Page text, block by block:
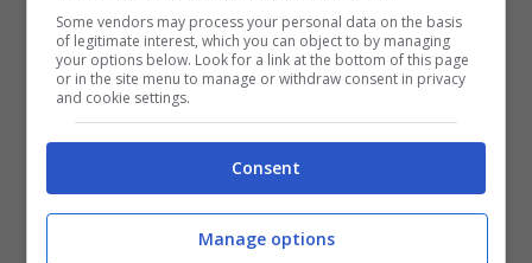
Some vendors may process your personal data on the basis
of legitimate interest, which you can object to by managing
your options below. Look for a link at the bottom of this page
or in the site menu to manage or withdraw consent in privacy
and cookie settings.
Consent
Manage options